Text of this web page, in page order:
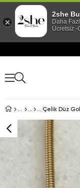
Çelik Düz
2she
Daha
Ücretsiz -